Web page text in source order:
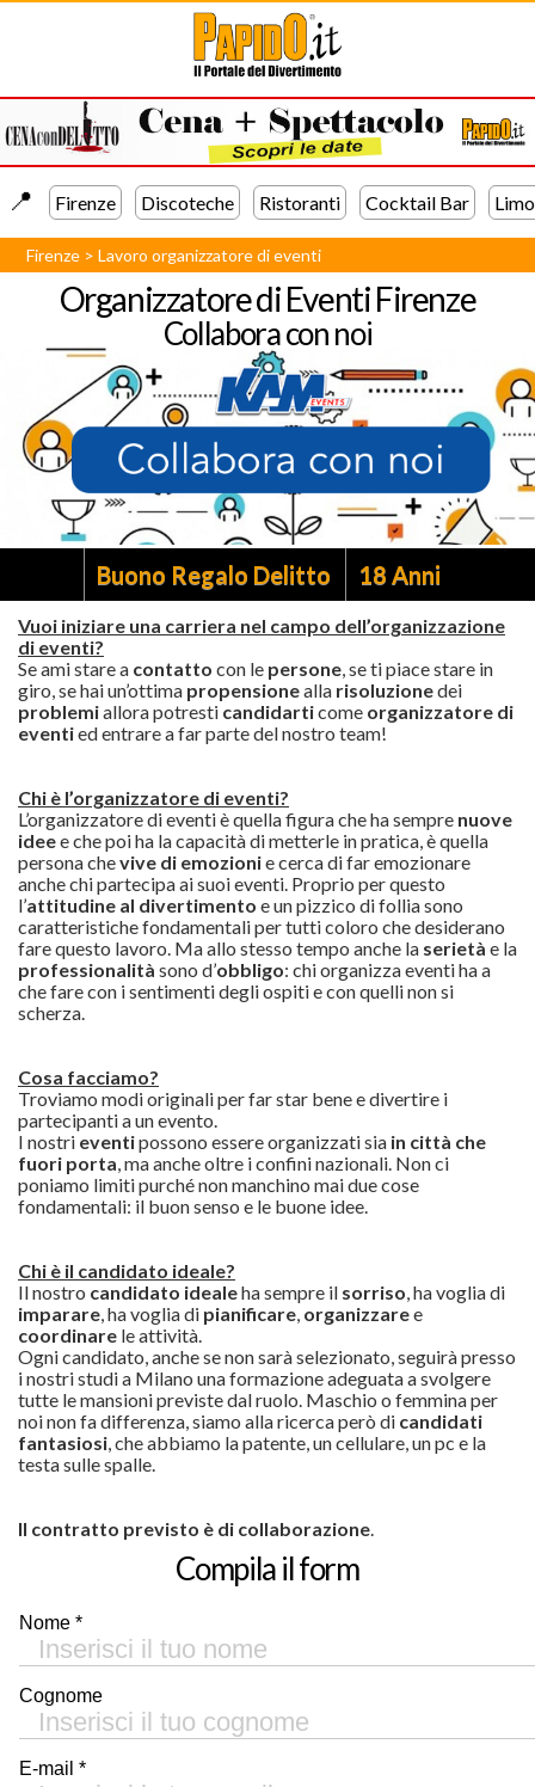
📍️ Firenze Discoteche Ristoranti Cocktail Bar
Firenze >Lavoro organizzatore di eventi
Organizzatore di Eventi Firenze
Collabora con noi
Buono Regalo Delitto 18 Anni
Vuoi iniziare una carriera nel campo dell’organizzazione
di eventi?
Se ami stare a contatto con le persone, se ti piace stare in
giro, se hai un’ottima propensionealla risoluzionedei
problemiallora potresti candidarticome organizzatore di
eventied entrare a far parte del nostro team!
Chi è l’organizzatore di eventi?
L’organizzatore di eventi è quella figura che ha sempre nuove
ideee che poi ha la capacità di metterle in pratica, è quella
persona chevive di emozionie cerca di far emozionare
anche chi partecipa ai suoi eventi. Proprio per questo
l’attitudine al divertimento e un pizzico di follia sono
caratteristiche fondamentali per tutti coloro che desiderano
fare questo lavoro. Ma allo stesso tempo anche la serietà e la
professionalità sono d’obbligo: chi organizza eventi ha a
che fare con i sentimenti degli ospiti e con quelli non si
scherza.
Cosa facciamo?
Troviamo modi originali per far star bene e divertire i
partecipanti a un evento.
I nostri eventipossono essere organizzati sia in città che
fuori porta, ma anche oltre i confini nazionali. Non ci
poniamo limiti purché non manchino mai due cose
fondamentali: il buon senso e le buone idee.
Chi è il candidato ideale?
Il nostro candidato idealeha sempre il sorriso, ha voglia di
imparare, ha voglia di pianificare, organizzaree
coordinare le attività.
Ogni candidato, anche se non sarà selezionato, seguirà presso
i nostri studi a Milano una formazione adeguata a svolgere
tutte le mansioni previste dal ruolo. Maschio o femmina per
noi non fa differenza, siamo alla ricerca però di candidati
fantasiosi, che abbiamo la patente, un cellulare, un pc e la
testa sulle spalle.
Il contratto previsto è di collaborazione.
Compila il form
Nome *
Cognome
E-mail *